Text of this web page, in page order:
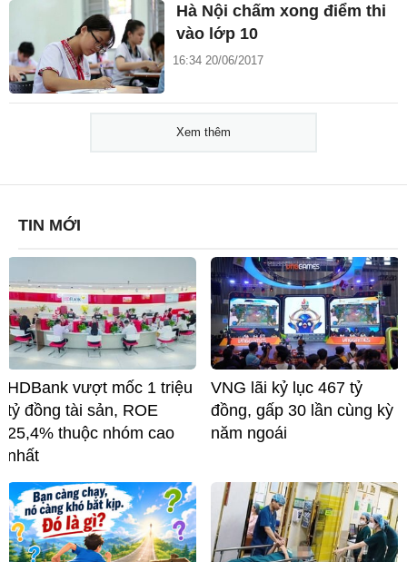
Hà Nội chấm xong điểm thi
vào lớp 10
16:34 20/06/2017
Xem thêm
TIN MỚI
HDBank vượt mốc 1 triệu
tỷ đồng tài sản, ROE
25,4% thuộc nhóm cao
nhất
VNG lãi kỷ lục 467 tỷ
đồng, gấp 30 lần cùng kỳ
năm ngoái